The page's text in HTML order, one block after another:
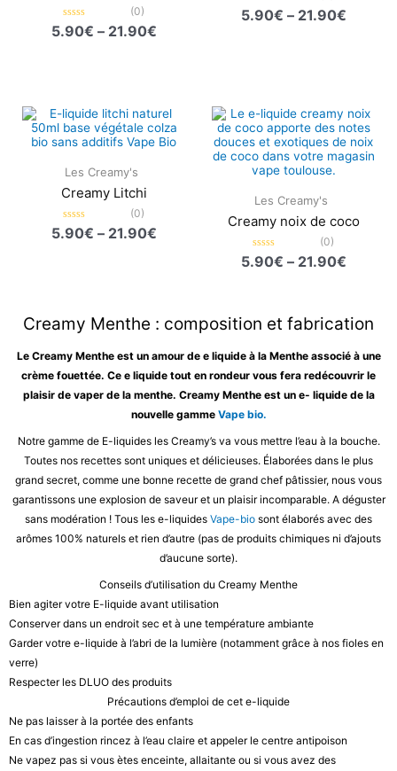
Note
0
(0)
5.90€ – 21.90€
Note
0
5.90€ – 21.90€
Les Creamy's
Creamy Litchi
Note
0
(0)
5.90€ – 21.90€
de
prix :
5.90€
à
21.90€
Les Creamy's
Creamy noix de coco
Note
0
(0)
5.90€ – 21.90€
de
prix :
5.90€
à
Creamy Menthe : composition et fabrication
Le Creamy Menthe est un amour de e liquide à la Menthe associé à une
crème fouettée. Ce e liquide tout en rondeur vous fera redécouvrir le
plaisir de vaper de la menthe. Creamy Menthe est un e- liquide de la
nouvelle gamme Vape bio.
Notre gamme de E-liquides les Creamy’s va vous mettre l’eau à la bouche.
Toutes nos recettes sont uniques et délicieuses. Élaborées dans le plus
grand secret, comme une bonne recette de grand chef pâtissier, nous vous
garantissons une explosion de saveur et un plaisir incomparable. A déguster
sans modération ! Tous les e-liquides Vape-bio sont élaborés avec des
arômes 100% naturels et rien d’autre (pas de produits chimiques ni d’ajouts
d’aucune sorte).
Conseils d’utilisation du Creamy Menthe
Bien agiter votre E-liquide avant utilisation
Conserver dans un endroit sec et à une température ambiante
Garder votre e-liquide à l’abri de la lumière (notamment grâce à nos fioles en
verre)
Respecter les DLUO des produits
Précautions d’emploi de cet e-liquide
Ne pas laisser à la portée des enfants
En cas d’ingestion rincez à l’eau claire et appeler le centre antipoison
Ne vapez pas si vous ètes enceinte, allaitante ou si vous avez des